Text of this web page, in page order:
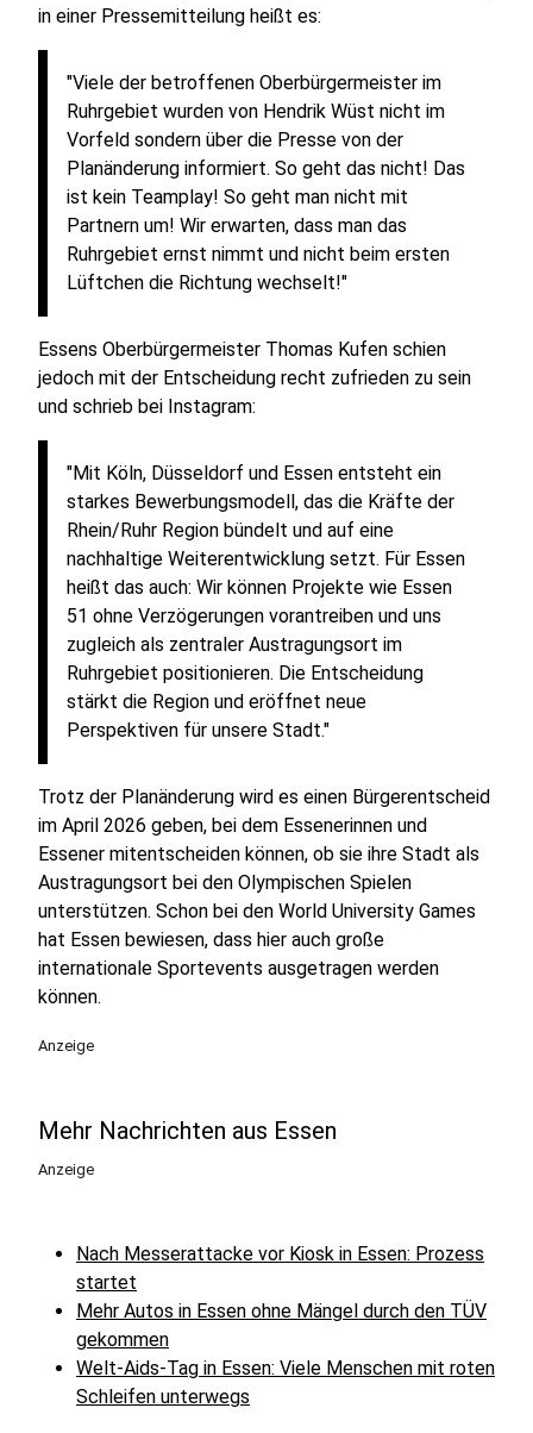
in einer Pressemitteilung heißt es:
"Viele der betroffenen Oberbürgermeister im
Ruhrgebiet wurden von Hendrik Wüst nicht im
Vorfeld sondern über die Presse von der
Planänderung informiert. So geht das nicht! Das
ist kein Teamplay! So geht man nicht mit
Partnern um! Wir erwarten, dass man das
Ruhrgebiet ernst nimmt und nicht beim ersten
Lüftchen die Richtung wechselt!"
Essens Oberbürgermeister Thomas Kufen schien
jedoch mit der Entscheidung recht zufrieden zu sein
und schrieb bei Instagram:
"Mit Köln, Düsseldorf und Essen entsteht ein
starkes Bewerbungsmodell, das die Kräfte der
Rhein/Ruhr Region bündelt und auf eine
nachhaltige Weiterentwicklung setzt. Für Essen
heißt das auch: Wir können Projekte wie Essen
51 ohne Verzögerungen vorantreiben und uns
zugleich als zentraler Austragungsort im
Ruhrgebiet positionieren. Die Entscheidung
stärkt die Region und eröffnet neue
Perspektiven für unsere Stadt."
Trotz der Planänderung wird es einen Bürgerentscheid
im April 2026 geben, bei dem Essenerinnen und
Essener mitentscheiden können, ob sie ihre Stadt als
Austragungsort bei den Olympischen Spielen
unterstützen. Schon bei den World University Games
hat Essen bewiesen, dass hier auch große
internationale Sportevents ausgetragen werden
können.
Anzeige
Mehr Nachrichten aus Essen
Anzeige
Nach Messerattacke vor Kiosk in Essen: Prozess
startet
Mehr Autos in Essen ohne Mängel durch den TÜV
gekommen
Welt-Aids-Tag in Essen: Viele Menschen mit roten
Schleifen unterwegs